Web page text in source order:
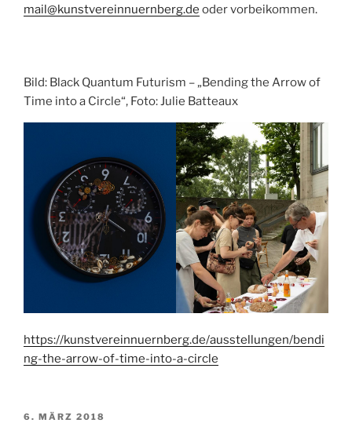
mail@kunstvereinnuernberg.de oder vorbeikommen.
Bild: Black Quantum Futurism – „Bending the Arrow of
Time into a Circle“, Foto: Julie Batteaux
https://kunstvereinnuernberg.de/ausstellungen/bendi
ng-the-arrow-of-time-into-a-circle
VERÖFFENTLICHT
6. MÄRZ 2018